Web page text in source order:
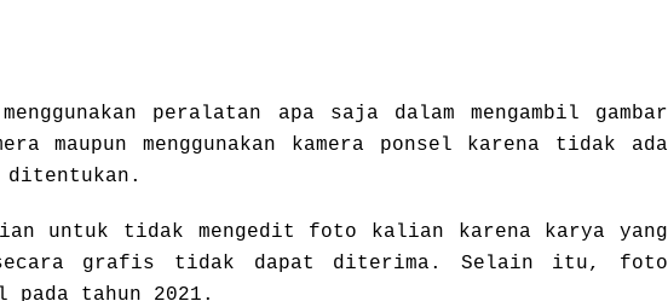
peralatan apa saja dalam mengambil gambar
maupun menggunakan kamera ponsel karena tidak ada
ditentukan.
untuk tidak mengedit foto kalian karena karya yang
grafis tidak dapat diterima. Selain itu, foto
pada tahun 2021.